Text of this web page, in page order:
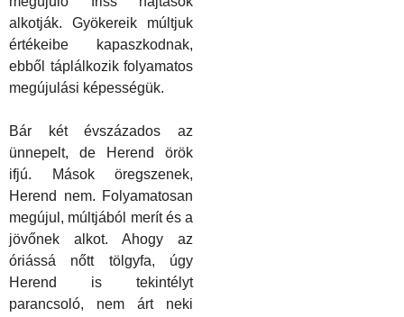
alkotják. Gyökereik múltjuk
értékeibe kapaszkodnak,
ebből táplálkozik folyamatos
megújulási képességük.
Bár két évszázados az
ünnepelt, de Herend örök
ifjú. Mások öregszenek,
Herend nem. Folyamatosan
megújul, múltjából merít és a
jövőnek alkot. Ahogy az
óriássá nőtt tölgyfa, úgy
Herend is tekintélyt
parancsoló, nem árt neki